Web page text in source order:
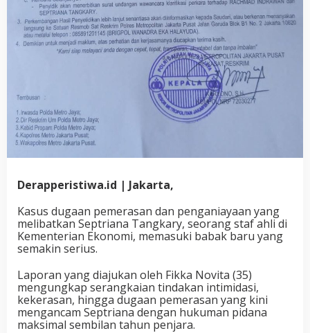
Derapperistiwa.id | Jakarta,
Kasus dugaan pemerasan dan penganiayaan yang
melibatkan Septriana Tangkary, seorang staf ahli di
Kementerian Ekonomi, memasuki babak baru yang
semakin serius.
Laporan yang diajukan oleh Fikka Novita (35)
mengungkap serangkaian tindakan intimidasi,
kekerasan, hingga dugaan pemerasan yang kini
mengancam Septriana dengan hukuman pidana
maksimal sembilan tahun penjara.